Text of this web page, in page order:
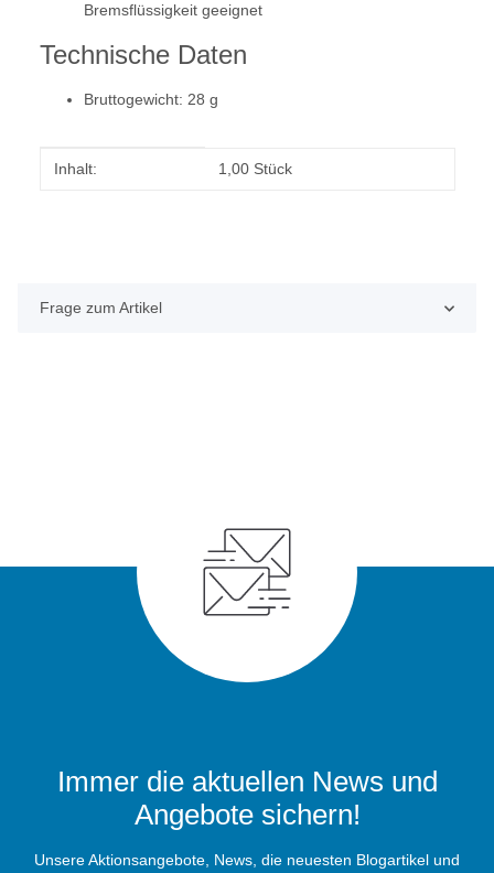
Bremsflüssigkeit geeignet
Technische Daten
Bruttogewicht: 28 g
Produkteigenschaft
Wert
Inhalt: 1,00 Stück
Frage zum Artikel
Immer die aktuellen News und
Angebote sichern!
Unsere Aktionsangebote, News, die neuesten Blogartikel und